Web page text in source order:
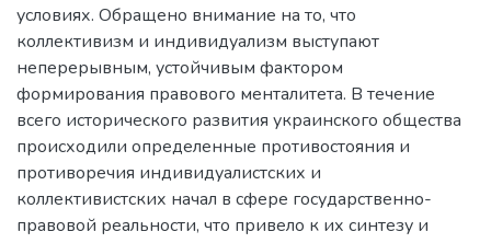
условиях. Обращено внимание на то, что
коллективизм и индивидуализм выступают
неперерывным, устойчивым фактором
формирования правового менталитета. В течение
всего исторического развития украинского общества
происходили определенные противостояния и
противоречия индивидуалистских и
коллективистских начал в сфере государственно-
правовой реальности, что привело к их синтезу и